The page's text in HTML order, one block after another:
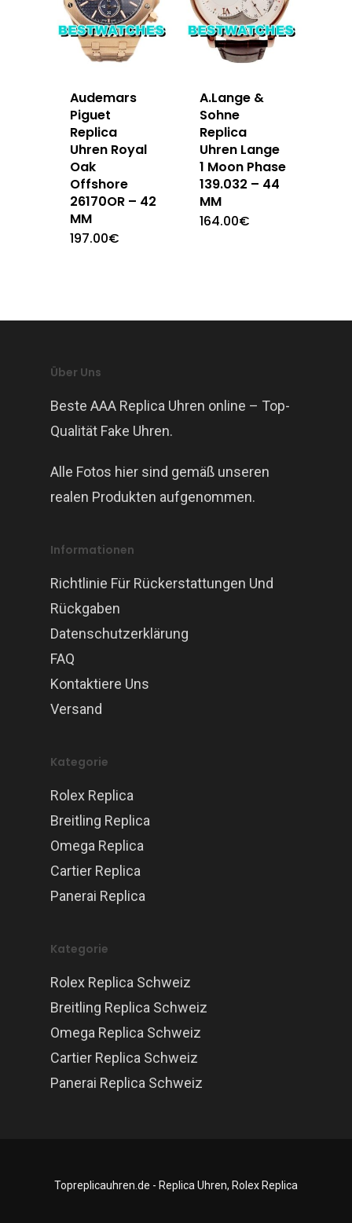
Audemars
Piguet
Replica
Uhren Royal
Oak
Offshore
26170OR – 42
MM
197.00€
A.Lange &
Sohne
Replica
Uhren Lange
1 Moon Phase
139.032 – 44
MM
164.00€
Über Uns
Beste AAA Replica Uhren online – Top-
Qualität Fake Uhren.
Alle Fotos hier sind gemäß unseren
realen Produkten aufgenommen.
Informationen
Richtlinie Für Rückerstattungen Und
Rückgaben
Datenschutzerklärung
FAQ
Kontaktiere Uns
Versand
Kategorie
Rolex Replica
Breitling Replica
Omega Replica
Cartier Replica
Panerai Replica
Kategorie
Rolex Replica Schweiz
Breitling Replica Schweiz
Omega Replica Schweiz
Cartier Replica Schweiz
Panerai Replica Schweiz
Topreplicauhren.de - Replica Uhren, Rolex Replica